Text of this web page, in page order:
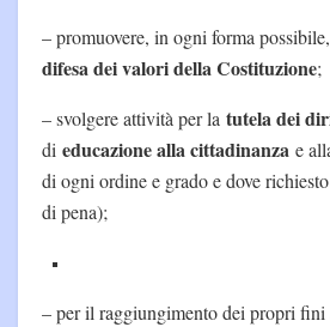
– promuovere, in ogni forma
difesa dei valori della Costituzione;
– svolgere attività per la tutela dei
di educazione alla cittadinanza e
di ogni ordine e grado e dove
di pena);
– per il raggiungimento dei propri fini